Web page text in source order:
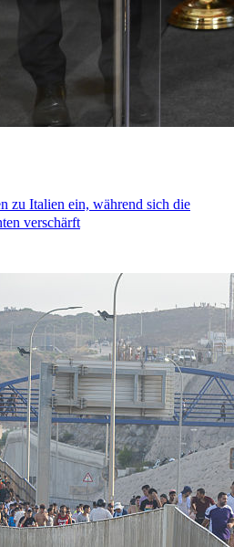
zu Italien ein, während sich die
verschärft